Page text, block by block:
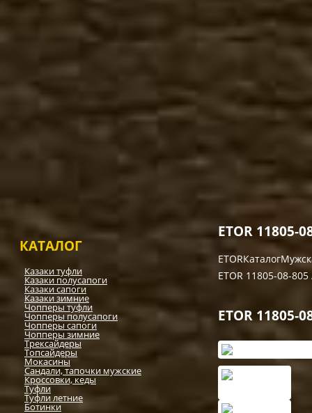
Как сделать заказ
Гарантия, возврат
Доставка
Отзывы, предложения
Растяжка обуви
Определение размера
Советы по уходу за
Магазин
КАТАЛОГ
Казаки туфли
Казаки полусапоги
Казаки сапоги
Казаки зимние
Чопперы туфли
Чопперы полусапоги
Чопперы сапоги
Чопперы зимние
Трексайдеры
Топсайдеры
Мокасины
Сандали, тапочки мужские
Кроссовки, кеды
Туфли
Туфли летние
Ботинки
ETOR 11805-
ETORКаталог
ETOR 11805-08-
ETOR 11805-